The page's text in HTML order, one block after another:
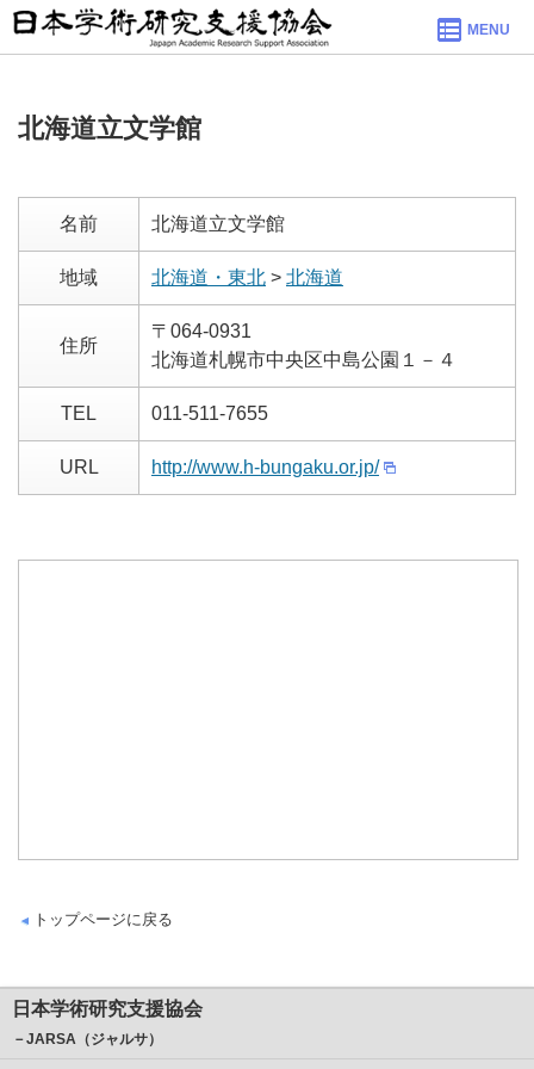
MENU
北海道立文学館
名前 北海道立文学館
地域 北海道・東北 > 北海道
住所
〒064-0931
北海道札幌市中央区中島公園１－４
TEL 011-511-7655
URL http://www.h-bungaku.or.jp/
トップページに戻る
日本学術研究支援協会
－JARSA（ジャルサ）